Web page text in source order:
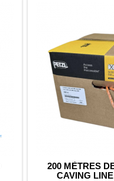
200 MÈTRES
CAVING